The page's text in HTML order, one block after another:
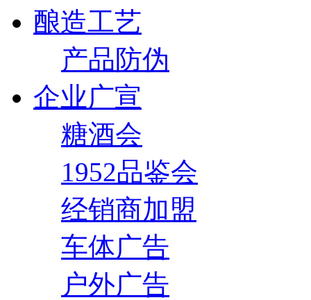
酿造工艺
产品防伪
企业广宣
糖酒会
1952品鉴会
经销商加盟
车体广告
户外广告